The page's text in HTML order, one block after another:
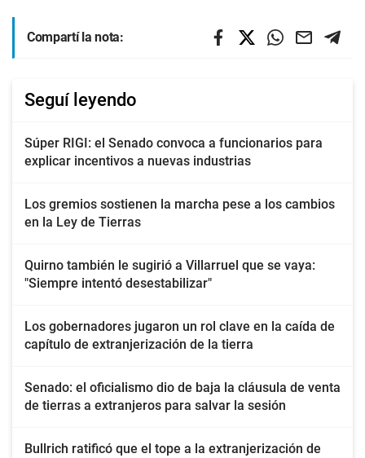
Compartí la nota:
Seguí leyendo
Súper RIGI: el Senado convoca a funcionarios para
explicar incentivos a nuevas industrias
Los gremios sostienen la marcha pese a los cambios
en la Ley de Tierras
Quirno también le sugirió a Villarruel que se vaya:
"Siempre intentó desestabilizar"
Los gobernadores jugaron un rol clave en la caída de
capítulo de extranjerización de la tierra
Senado: el oficialismo dio de baja la cláusula de venta
de tierras a extranjeros para salvar la sesión
Bullrich ratificó que el tope a la extranjerización de